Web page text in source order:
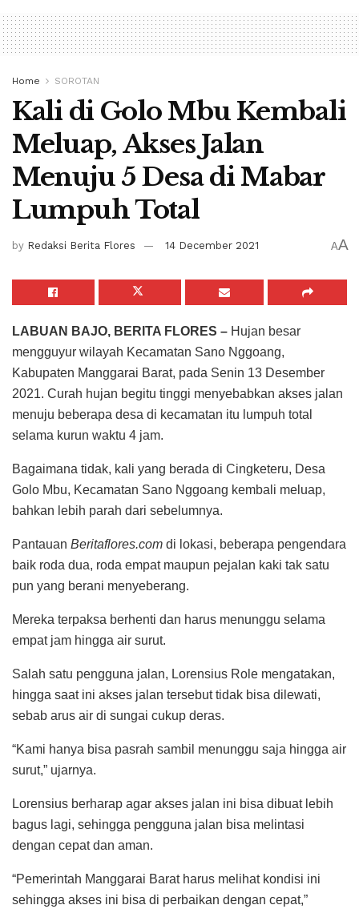
Home SOROTAN
Kali di Golo Mbu Kembali
Meluap, Akses Jalan
Menuju 5 Desa di Mabar
Lumpuh Total
by Redaksi Berita Flores 14 December 2021 AA
LABUAN BAJO, BERITA FLORES – Hujan besar
mengguyur wilayah Kecamatan Sano Nggoang,
Kabupaten Manggarai Barat, pada Senin 13 Desember
2021. Curah hujan begitu tinggi menyebabkan akses jalan
menuju beberapa desa di kecamatan itu lumpuh total
selama kurun waktu 4 jam.
Bagaimana tidak, kali yang berada di Cingketeru, Desa
Golo Mbu, Kecamatan Sano Nggoang kembali meluap,
bahkan lebih parah dari sebelumnya.
Pantauan Beritaflores.com di lokasi, beberapa pengendara
baik roda dua, roda empat maupun pejalan kaki tak satu
pun yang berani menyeberang.
Mereka terpaksa berhenti dan harus menunggu selama
empat jam hingga air surut.
Salah satu pengguna jalan, Lorensius Role mengatakan,
hingga saat ini akses jalan tersebut tidak bisa dilewati,
sebab arus air di sungai cukup deras.
“Kami hanya bisa pasrah sambil menunggu saja hingga air
surut,” ujarnya.
Lorensius berharap agar akses jalan ini bisa dibuat lebih
bagus lagi, sehingga pengguna jalan bisa melintasi
dengan cepat dan aman.
“Pemerintah Manggarai Barat harus melihat kondisi ini
sehingga akses ini bisa di perbaikan dengan cepat,”